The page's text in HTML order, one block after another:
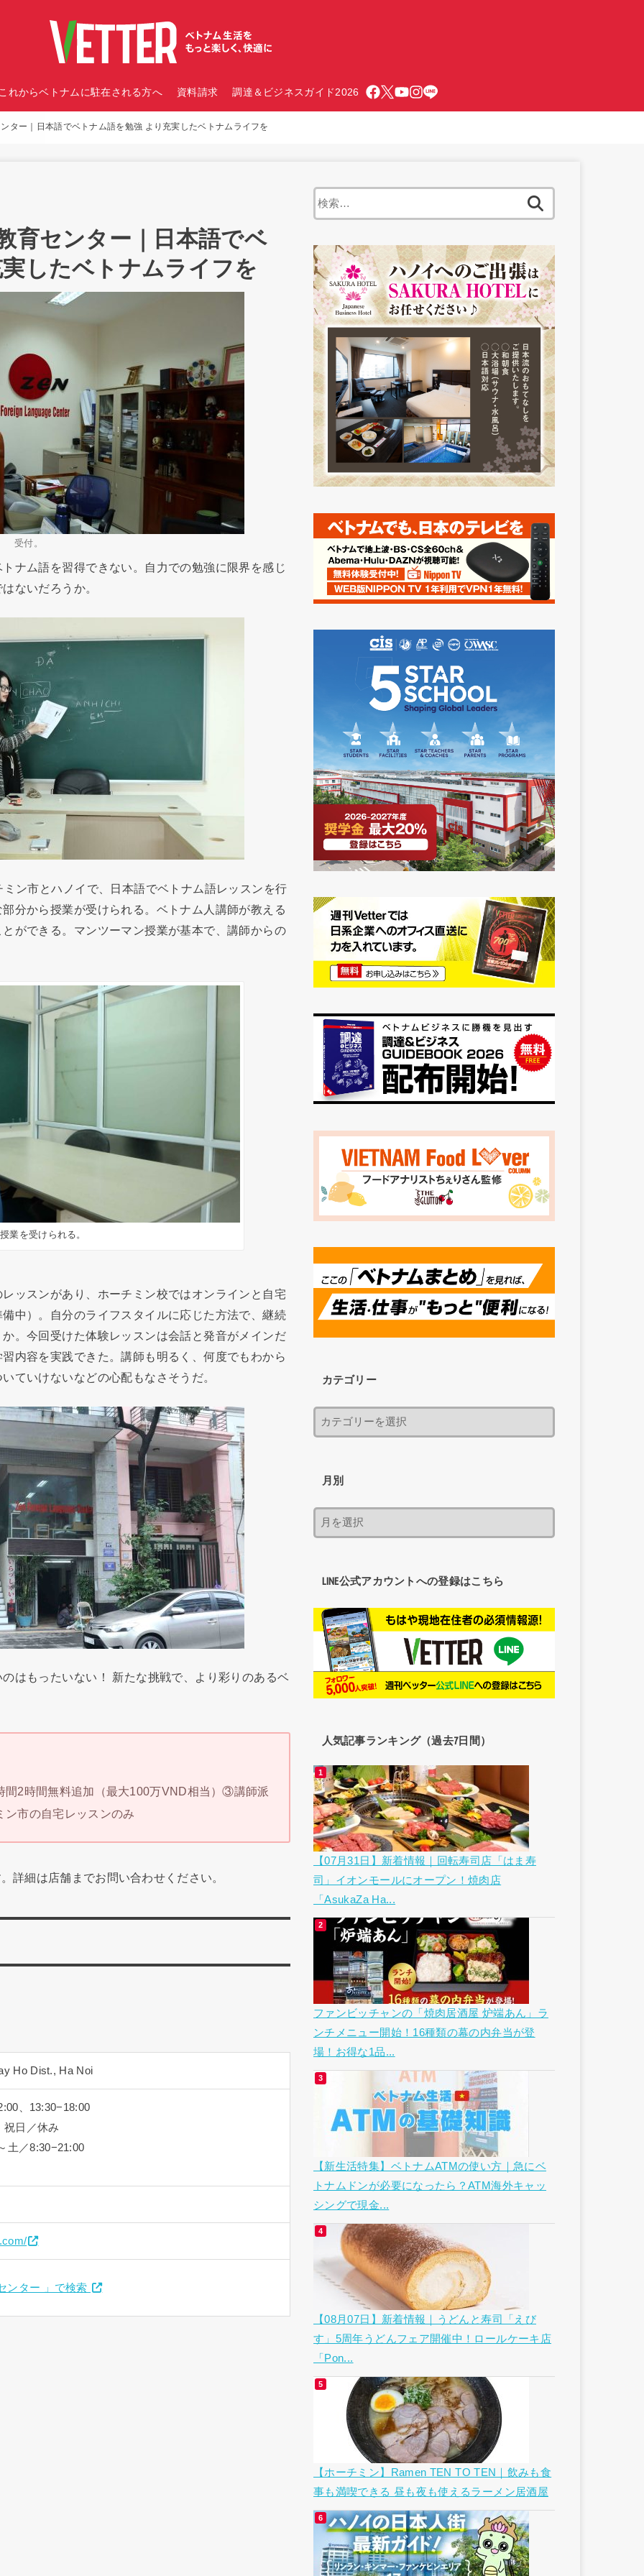
れからベトナムに駐在される方へ 資料請求 調達＆ビジネスガイド2026
ター｜日本語でベトナム語を勉強 より充実したベトナムライフを
育センター｜日本語でベ
したベトナムライフを
受付。
ム語を習得できない。自力での勉強に限界を感じ
ないだろうか。
ン市とハノイで、日本語でベトナム語レッスンを行
分から授業が受けられる。ベトナム人講師が教える
ができる。マンツーマン授業が基本で、講師からの
業を受けられる。
ッスンがあり、ホーチミン校ではオンラインと自宅
中）。自分のライフスタイルに応じた方法で、継続
。今回受けた体験レッスンは会話と発音がメインだ
内容を実践できた。講師も明るく、何度でもわから
ていけないなどの心配もなさそうだ。
はもったいない！ 新たな挑戦で、より彩りのあるベ
2時間無料追加（最大100万VND相当）③講師派
市の自宅レッスンのみ
細は店舗までお問い合わせください。
Ho Dist., Ha Noi
、13:30−18:00
祝日／休み
土／8:30−21:00
ンター 」で検索
カテゴリー
月別
LINE公式アカウントへの登録はこちら
人気記事ランキング（過去7日間）
【07月31日】新着情報｜回転寿司店「はま寿
司」イオンモールにオープン！焼肉店
「AsukaZa Ha...
ファンビッチャンの「焼肉居酒屋 炉端あん」ラ
ンチメニュー開始！16種類の幕の内弁当が登
場！お得な1品...
【新生活特集】ベトナムATMの使い方｜急にベ
トナムドンが必要になったら？ATM海外キャッ
シングで現金...
【08月07日】新着情報｜うどんと寿司「えび
す」5周年うどんフェア開催中！ロールケーキ店
「Pon...
【ホーチミン】Ramen TEN TO TEN｜飲みも食
事も満喫できる 昼も夜も使えるラーメン居酒屋